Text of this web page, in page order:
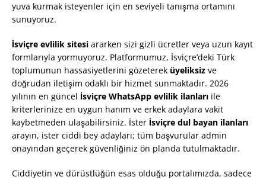
yuva kurmak isteyenler için en seviyeli tanışma ortamını
sunuyoruz.
İsviçre evlilik sitesi ararken sizi gizli ücretler veya uzun kayıt
formlarıyla yormuyoruz. Platformumuz, İsviçre’deki Türk
toplumunun hassasiyetlerini gözeterek üyeliksiz ve
doğrudan iletişim odaklı bir hizmet sunmaktadır. 2026
yılının en güncel İsviçre WhatsApp evlilik ilanları ile
kriterlerinize en uygun hanım ve erkek adaylara vakit
kaybetmeden ulaşabilirsiniz. İster İsviçre dul bayan ilanları
arayın, ister ciddi bey adayları; tüm başvurular admin
onayından geçerek güvenliğiniz ön planda tutulmaktadır.
Ciddiyetin ve dürüstlüğün esas olduğu portalımızda, sadece